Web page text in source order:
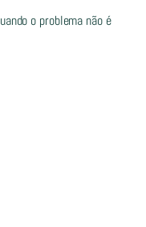
o problema não é